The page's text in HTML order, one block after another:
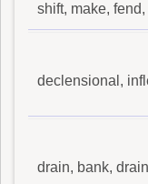
shift, make,
declensional,
drain, bank,